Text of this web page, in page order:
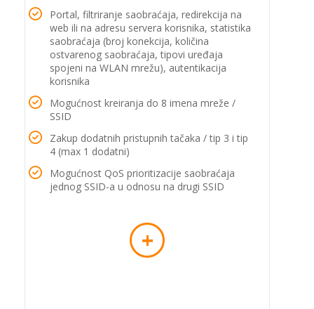
Portal, filtriranje saobraćaja, redirekcija na
web ili na adresu servera korisnika, statistika
saobraćaja (broj konekcija, količina
ostvarenog saobraćaja, tipovi uređaja
spojeni na WLAN mrežu), autentikacija
korisnika
Mogućnost kreiranja do 8 imena mreže /
SSID
Zakup dodatnih pristupnih tačaka / tip 3 i tip
4 (max 1 dodatni)
Mogućnost QoS prioritizacije saobraćaja
jednog SSID-a u odnosu na drugi SSID
+